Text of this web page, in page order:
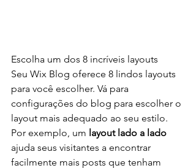
Escolha um dos 8 incríveis layouts
Seu Wix Blog oferece 8 lindos layouts
para você escolher. Vá para
configurações do blog para escolher o
layout mais adequado ao seu estilo.
Por exemplo, um layout lado a lado
ajuda seus visitantes a encontrar
facilmente mais posts que tenham